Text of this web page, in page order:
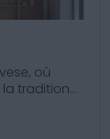
où
tradition